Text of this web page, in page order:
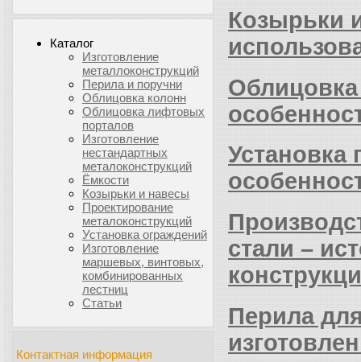
Каталог
Изготовление
металлоконструкций
Перила и поручни
Облицовка колонн
Облицовка лифтовых
порталов
Изготовление
нестандартных
металоконструкций
Ёмкости
Козырьки и навесы
Проектирование
металоконструкций
Установка ограждений
Изготовление
маршевых, винтовых,
комбинированных
лестниц
Статьи
Контактная информация
Козырьки
Установка
стали –
Перила